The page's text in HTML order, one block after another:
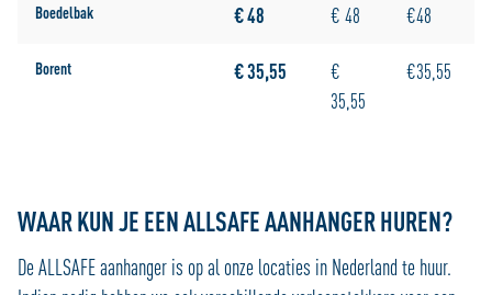
Boedelbak € 48 € 48 €48
Borent € 35,55
€
35,55
€35,55
WAAR KUN JE EEN ALLSAFE AANHANGER HUREN?
De ALLSAFE aanhanger is op al onze locaties in Nederland te huur.